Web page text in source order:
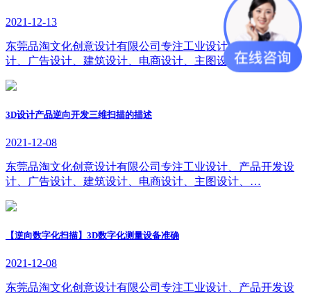
2021-12-13
东莞品淘文化创意设计有限公司专注工业设计、产品开发设
计、广告设计、建筑设计、电商设计、主图设计、…
3D设计产品逆向开发三维扫描的描述
2021-12-08
东莞品淘文化创意设计有限公司专注工业设计、产品开发设
计、广告设计、建筑设计、电商设计、主图设计、…
【逆向数字化扫描】3D数字化测量设备准确
2021-12-08
东莞品淘文化创意设计有限公司专注工业设计、产品开发设